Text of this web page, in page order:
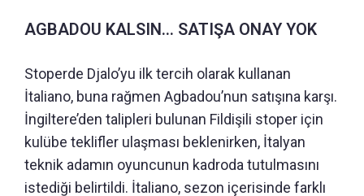
AGBADOU KALSIN... SATIŞA ONAY YOK
Stoperde Djalo’yu ilk tercih olarak kullanan
İtaliano, buna rağmen Agbadou’nun satışına karşı.
İngiltere’den talipleri bulunan Fildişili stoper için
kulübe teklifler ulaşması beklenirken, İtalyan
teknik adamın oyuncunun kadroda tutulmasını
istediği belirtildi. İtaliano, sezon içerisinde farklı